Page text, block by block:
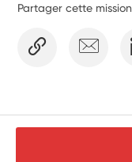
Partager cette mission